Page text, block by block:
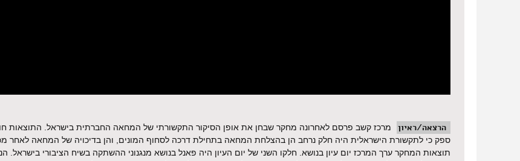
הרצאה/ראיון
מרכז קשב פרסם לאחרונה מחקר שבחן את אופן הסיקור התקשורתי של המחאה החברתית בישראל. התוצאות
ספק כי לתקשורת הישראלית היה חלק נרחב הן בהצלחת המחאה בתחילת דרכה לסחוף המונים, והן בדיכויה של המחאה לאחר
תוצאות המחקר ערך המרכז יום עיון בנושא. חלקו השני של יום העיון היה פאנל בנושא מנגנוני ההשתקה בשיח הציבורי בישראל.